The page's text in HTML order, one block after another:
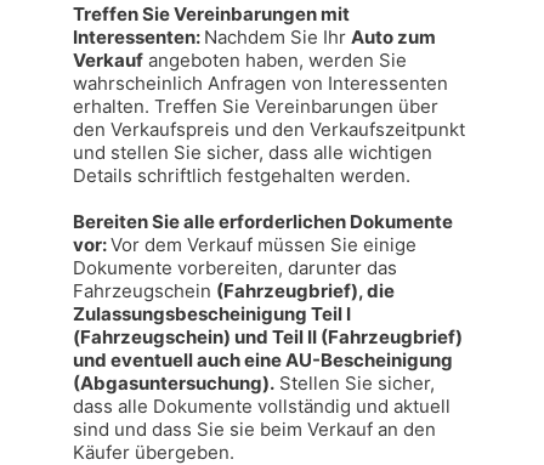
Treffen Sie Vereinbarungen mit
Interessenten: Nachdem Sie Ihr Auto zum
Verkauf angeboten haben, werden Sie
wahrscheinlich Anfragen von Interessenten
erhalten. Treffen Sie Vereinbarungen über
den Verkaufspreis und den Verkaufszeitpunkt
und stellen Sie sicher, dass alle wichtigen
Details schriftlich festgehalten werden.
Bereiten Sie alle erforderlichen Dokumente
vor: Vor dem Verkauf müssen Sie einige
Dokumente vorbereiten, darunter das
Fahrzeugschein (Fahrzeugbrief), die
Zulassungsbescheinigung Teil I
(Fahrzeugschein) und Teil II (Fahrzeugbrief)
und eventuell auch eine AU-Bescheinigung
(Abgasuntersuchung). Stellen Sie sicher,
dass alle Dokumente vollständig und aktuell
sind und dass Sie sie beim Verkauf an den
Käufer übergeben.